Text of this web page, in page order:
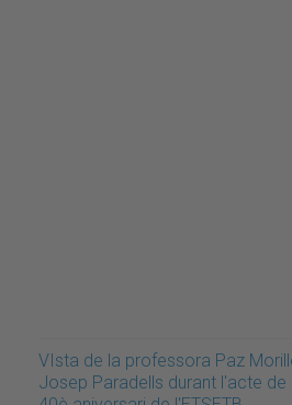
VIsta de la professora Paz
Josep Paradells durant l'acte